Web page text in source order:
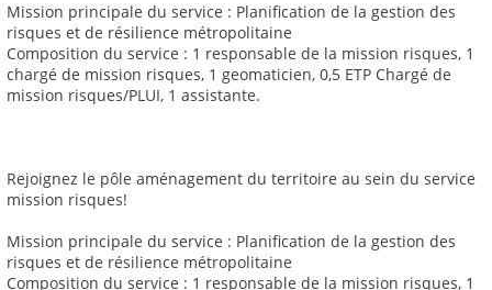
Mission principale du service : Planification de la gestion des
risques et de résilience métropolitaine
Composition du service : 1 responsable de la mission risques, 1
chargé de mission risques, 1 geomaticien, 0,5 ETP Chargé de
mission risques/PLUI, 1 assistante.
Rejoignez le pôle aménagement du territoire au sein du service
mission risques!
Mission principale du service : Planification de la gestion des
risques et de résilience métropolitaine
Composition du service : 1 responsable de la mission risques, 1